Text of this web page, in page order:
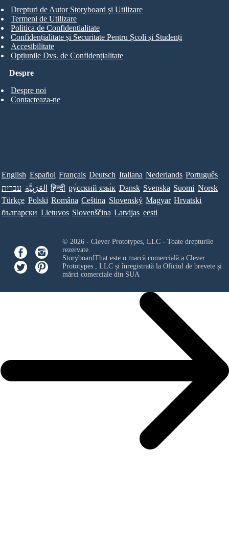
Despre
Despre noi
Contacteaza-ne
Drepturi de Autor Storyboard și Utilizare
Termeni de Utilizare
Politica de Confidentialitate
Confidențialitate și Securitate Pentru Școli și Studenți
Accesibilitate
Opțiunile Dvs. de Confidențialitate
English Español Français Deutsch Italiana Nederlands Português
עברית العَرَبِيَّة हिन्दी ру́сский язы́к Dansk Svenska Suomi Norsk
Türkçe Polski Româna Ceština Slovenský Magyar Hrvatski
български Lietuvos Slovenščina Latvijas eesti
© 2026 - Clever Prototypes, LLC - Toate drepturile
rezervate.
StoryboardThat este o marcă comercială a Clever
Prototypes , LLCși înregistrată la Oficiul de brevete și
mărci comerciale din SUA